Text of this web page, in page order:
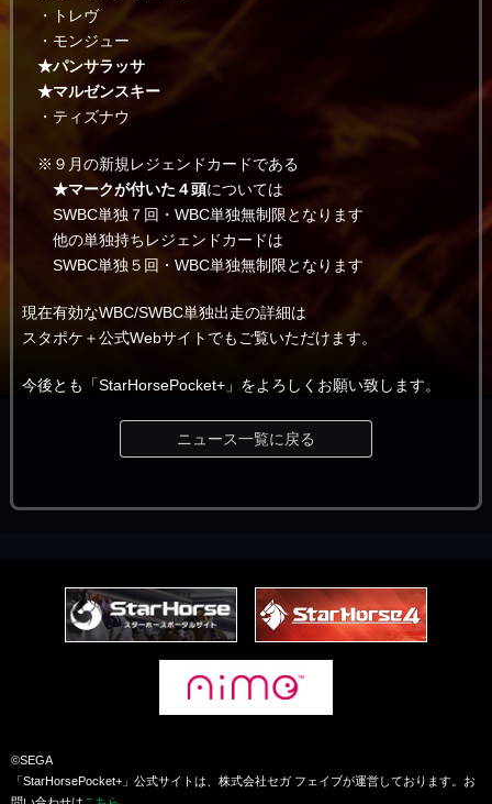
・トレヴ
・モンジュー
★パンサラッサ
★マルゼンスキー
・ティズナウ
※９月の新規レジェンドカードである
★マークが付いた４頭については
SWBC単独７回・WBC単独無制限となります
他の単独持ちレジェンドカードは
SWBC単独５回・WBC単独無制限となります
現在有効なWBC/SWBC単独出走の詳細は
スタポケ＋公式Webサイトでもご覧いただけます。
今後とも「StarHorsePocket+」をよろしくお願い致します。
ニュース一覧に戻る
©SEGA
「StarHorsePocket+」公式サイトは、株式会社セガ フェイブが運営しております。お